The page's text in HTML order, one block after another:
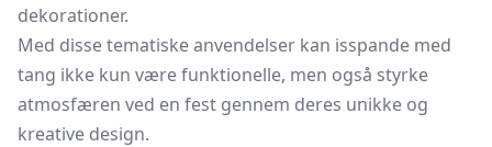
dekorationer.
Med disse tematiske anvendelser kan isspande med
tang ikke kun være funktionelle, men også styrke
atmosfæren ved en fest gennem deres unikke og
kreative design.